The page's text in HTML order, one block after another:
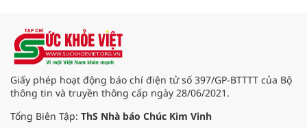
Giấy phép hoạt động báo chí điện tử số 397/GP-BTTTT của Bộ
thông tin và truyền thông cấp ngày 28/06/2021.
Tổng Biên Tập: ThS Nhà báo Chúc Kim Vinh